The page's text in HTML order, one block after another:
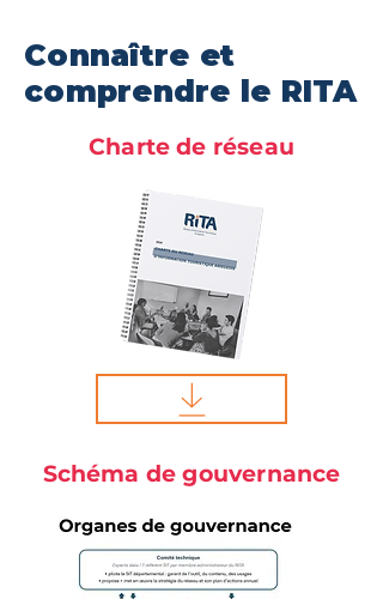
Connaître et
comprendre le RITA
Charte de réseau
Schéma de gouvernance